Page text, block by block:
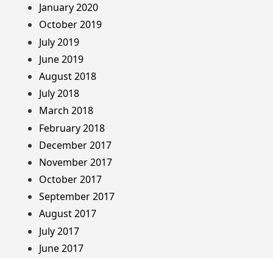
January 2020
October 2019
July 2019
June 2019
August 2018
July 2018
March 2018
February 2018
December 2017
November 2017
October 2017
September 2017
August 2017
July 2017
June 2017